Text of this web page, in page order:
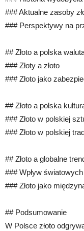
### Aktualne zasoby
### Perspektywy na
## Złoto a polska
### Złoty a złoto
### Złoto jako
## Złoto a polska
### Złoto w polskiej
### Złoto w polskiej
## Złoto a globalne
### Wpływ
### Złoto jako
## Podsumowanie
W Polsce złoto